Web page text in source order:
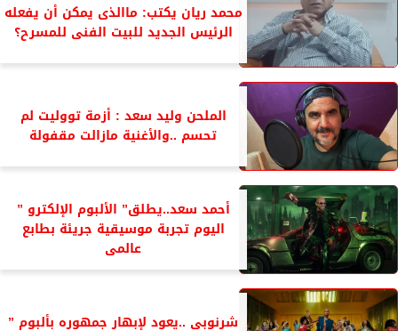
محمد ريان يكتب: ماالذى يمكن أن يفعله
الرئيس الجديد للبيت الفنى للمسرح؟
الملحن وليد سعد : أزمة تووليت لم
تحسم ..والأغنية مازالت مقفولة
أحمد سعد..يطلق” الألبوم الإلكترو ”
اليوم تجربة موسيقية جريئة بطابع
عالمى
شرنوبى ..يعود لإبهار جمهوره بألبوم ”